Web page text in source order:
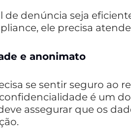
de denúncia seja
ele precisa
e anonimato
se sentir seguro ao
é um
assegurar que os